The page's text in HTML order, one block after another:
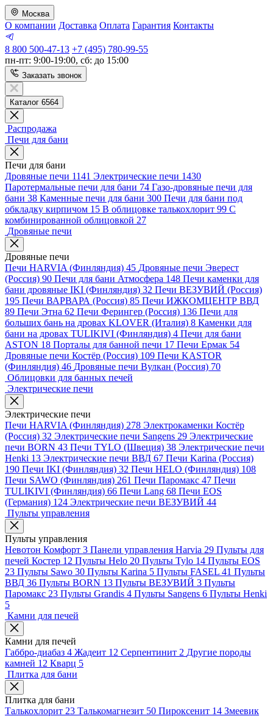
Москва
О компании Доставка Оплата Гарантия Контакты
8 800 500-47-13 +7 (495) 780-99-55
пн-пт: 9:00-19:00, сб: до 15:00
Заказать звонок
Каталог 6564
Распродажа
Печи для бани
Печи для бани
Дровяные печи 1141 Электрические печи 1430
Паротермальные печи для бани 74 Газо-дровяные печи для
бани 38 Каменные печи для бани 300 Печи для бани под
обкладку кирпичом 15 В облицовке талькохлорит 99 С
комбинированной облицовкой 27
Дровяные печи
Дровяные печи
Печи HARVIA (Финляндия) 45 Дровяные печи Эверест
(Россия) 90 Печи для бани Атмосфера 148 Печи каменки для
бани дровяные IKI (Финляндия) 32 Печи ВЕЗУВИЙ (Россия)
195 Печи ВАРВАРА (Россия) 85 Печи ИЖКОМЦЕНТР ВВД
89 Печи Этна 62 Печи Ферингер (Россия) 136 Печи для
больших бань на дровах KLOVER (Италия) 8 Каменки для
бани на дровах TULIKIVI (Финляндия) 4 Печи для бани
ASTON 18 Порталы для банной печи 17 Печи Ермак 54
Дровяные печи Костёр (Россия) 109 Печи KASTOR
(Финляндия) 46 Дровяные печи Вулкан (Россия) 70
Облицовки для банных печей
Электрические печи
Электрические печи
Печи HARVIA (Финляндия) 278 Электрокаменки Костёр
(Россия) 32 Электрические печи Sangens 29 Электрические
печи BORN 43 Печи TYLO (Швеция) 38 Электрические печи
Henki 13 Электрические печи ВВД 67 Печи Karina (Россия)
190 Печи IKI (Финляндия) 32 Печи HELO (Финляндия) 108
Печи SAWO (Финляндия) 261 Печи Паромакс 47 Печи
TULIKIVI (Финляндия) 66 Печи Lang 68 Печи EOS
(Германия) 124 Электрические печи ВЕЗУВИЙ 44
Пульты управления
Пульты управления
Невотон Комфорт 3 Панели управления Harvia 29 Пульты для
печей Костер 12 Пульты Helo 20 Пульты Tylo 14 Пульты EOS
23 Пульты Sawo 30 Пульты Karina 5 Пульты FASEL 41 Пульты
ВВД 36 Пульты BORN 13 Пульты ВЕЗУВИЙ 3 Пульты
Паромакс 23 Пульты Grandis 4 Пульты Sangens 6 Пульты Henki
5
Камни для печей
Камни для печей
Габбро-диабаз 4 Жадеит 12 Серпентинит 2 Другие породы
камней 12 Кварц 5
Плитка для бани
Плитка для бани
Талькохлорит 23 Талькомагнезит 50 Пироксенит 14 Змеевик